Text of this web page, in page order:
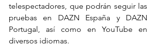
telespectadores, que podrán seguir las
pruebas en DAZN España y DAZN
Portugal, así como en YouTube en
diversos idiomas.